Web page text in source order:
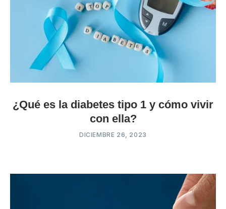
¿Qué es la diabetes tipo 1 y cómo vivir
con ella?
DICIEMBRE 26, 2023